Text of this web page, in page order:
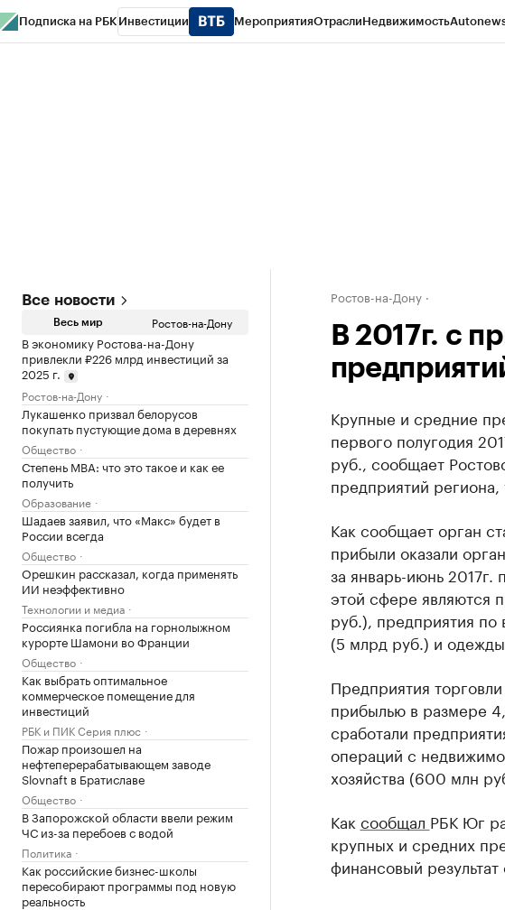
Подписка на РБК Инвестиции МероприятияОтраслиНедвижимость
Все новости
Весь мир Ростов-на-Дону
В экономику Ростова-на-Дону
привлекли ₽226 млрд инвестиций за
2025 г.
Ростов-на-Дону
Лукашенко призвал белорусов
покупать пустующие дома в деревнях
Общество
Степень MBA: что это такое и как ее
получить
Образование
Шадаев заявил, что «Макс» будет в
России всегда
Общество
Орешкин рассказал, когда применять
ИИ неэффективно
Технологии и медиа
Россиянка погибла на горнолыжном
курорте Шамони во Франции
Общество
Как выбрать оптимальное
коммерческое помещение для
инвестиций
РБК и ПИК Серия плюс
Пожар произошел на
нефтеперерабатывающем заводе
Slovnaft в Братиславе
Общество
В Запорожской области ввели режим
ЧС из-за перебоев с водой
Политика
Как российские бизнес-школы
пересобирают программы под новую
реальность
Ростов-на-Дону
В 2017г. с
Крупные и средние
первого полугодия
руб., сообщает
предприятий региона,
Как сообщает орган
прибыли оказали
за январь-июнь
этой сфере являются
руб.), предприятия по
(5 млрд руб.) и
Предприятия
прибылью в размере
сработали
операций с
хозяйства (600 млн
Как сообщал РБК Юг
крупных и средних
финансовый